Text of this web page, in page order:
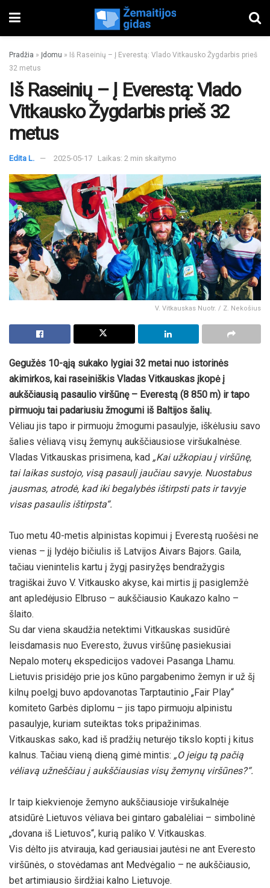
Pradžia » Įdomu » Iš Raseinių – Į Everestą: Vlado Vitkausko Žygdarbis prieš
32 metus
Iš Raseinių – Į Everestą: Vlado
Vitkausko Žygdarbis prieš 32
metus
Edita L. 2025-05-17 Laikas: 2 min skaitymo
V. Vitkauskas Nuotr. / Z. Nekošius
Gegužės 10-ąją sukako lygiai 32 metai nuo istorinės
akimirkos, kai raseiniškis Vladas Vitkauskas įkopė į
aukščiausią pasaulio viršūnę – Everestą (8 850 m) ir tapo
pirmuoju tai padariusiu žmogumi iš Baltijos šalių.
Vėliau jis tapo ir pirmuoju žmogumi pasaulyje, iškėlusiu savo
šalies vėliavą visų žemynų aukščiausiose viršukalnėse.
Vladas Vitkauskas prisimena, kad „Kai užkopiau į viršūnę,
tai laikas sustojo, visą pasaulį jaučiau savyje. Nuostabus
jausmas, atrodė, kad iki begalybės ištirpsti pats ir tavyje
visas pasaulis ištirpsta“.
Tuo metu 40-metis alpinistas kopimui į Everestą ruošėsi ne
vienas – jį lydėjo bičiulis iš Latvijos Aivars Bajors. Gaila,
tačiau vienintelis kartu į žygį pasiryžęs bendražygis
tragiškai žuvo V. Vitkausko akyse, kai mirtis jį pasiglemžė
ant apledėjusio Elbruso – aukščiausio Kaukazo kalno –
šlaito.
Su dar viena skaudžia netektimi Vitkauskas susidūrė
leisdamasis nuo Everesto, žuvus viršūnę pasiekusiai
Nepalo moterų ekspedicijos vadovei Pasanga Lhamu.
Lietuvis prisidėjo prie jos kūno pargabenimo žemyn ir už šį
kilnų poelgį buvo apdovanotas Tarptautinio „Fair Play“
komiteto Garbės diplomu – jis tapo pirmuoju alpinistu
pasaulyje, kuriam suteiktas toks pripažinimas.
Vitkauskas sako, kad iš pradžių neturėjo tikslo kopti į kitus
kalnus. Tačiau vieną dieną gimė mintis: „O jeigu tą pačią
vėliavą užneščiau į aukščiausias visų žemynų viršūnes?“.
Ir taip kiekvienoje žemyno aukščiausioje viršukalnėje
atsidūrė Lietuvos vėliava bei gintaro gabalėliai – simbolinė
„dovana iš Lietuvos“, kurią paliko V. Vitkauskas.
Vis dėlto jis atvirauja, kad geriausiai jautėsi ne ant Everesto
viršūnės, o stovėdamas ant Medvėgalio – ne aukščiausio,
bet artimiausio širdžiai kalno Lietuvoje.